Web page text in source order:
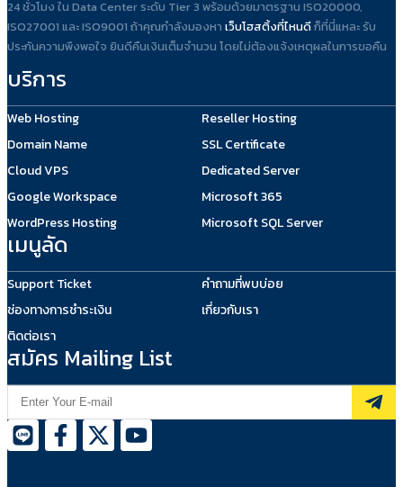
24 ชั่วโมง ใน Data Center ระดับ Tier 3 พร้อมด้วยมาตรฐาน ISO20000,
ISO27001 และ ISO9001 ถ้าคุณกำลังมองหา เว็บโฮสติ้งที่ไหนดีก็ที่นี่แหละ รับ
ประกันความพึงพอใจ ยินดีคืนเงินเต็มจำนวน โดยไม่ต้องแจ้งเหตุผลในการขอคืน
บริการ
Web Hosting
Domain Name
Cloud VPS
Google Workspace
WordPress Hosting
Reseller Hosting
SSL Certificate
Dedicated Server
Microsoft 365
Microsoft SQL Server
เมนูลัด
Support Ticket
ช่องทางการชำระเงิน
ติดต่อเรา
คำถามที่พบบ่อย
เกี่ยวกับเรา
สมัคร Mailing List